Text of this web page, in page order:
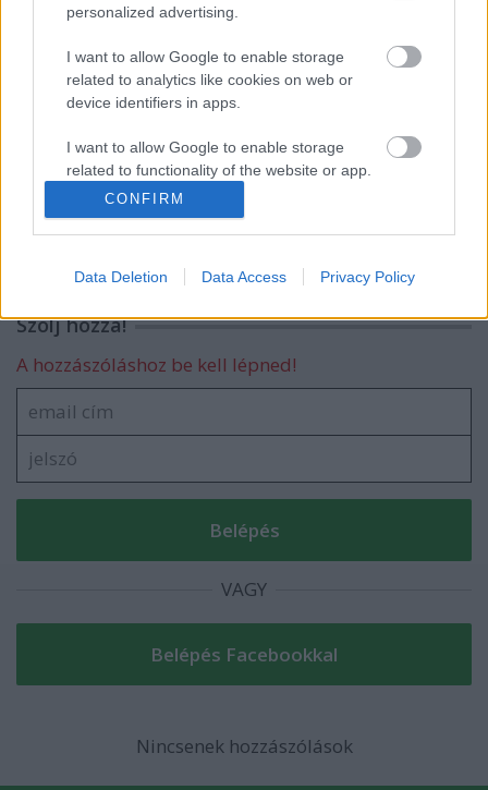
personalized advertising.
I want to allow Google to enable storage
related to analytics like cookies on web or
device identifiers in apps.
I want to allow Google to enable storage
related to functionality of the website or app.
I want to allow Google to enable storage
related to personalization.
I want to allow Google to enable storage
functionality and fraud prevention, and other
CONFIRM
Data Deletion Data Access Privacy Policy
Tanácsok növények beszerzéséhez
Made In Gyetván Csabával
Szólj hozzá!
A hozzászóláshoz be kell lépned!
VAGY
Nincsenek hozzászólások